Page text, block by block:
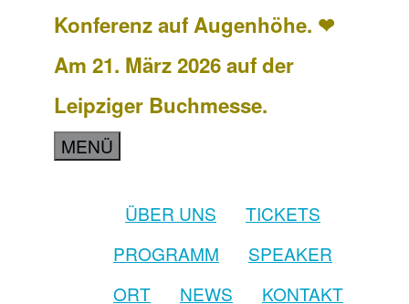
Konferenz auf Augenhöhe. ❤
Am 21. März 2026 auf der
Leipziger Buchmesse.
MENÜ
ÜBER UNS
TICKETS
PROGRAMM
SPEAKER
ORT
NEWS
KONTAKT